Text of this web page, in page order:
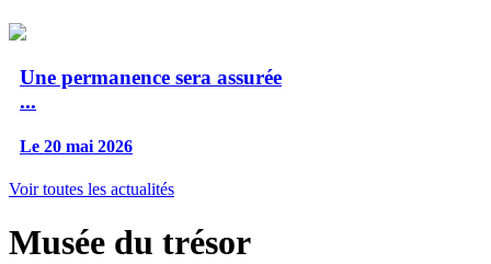
Une permanence sera assurée
...
Le 20 mai 2026
Voir toutes les actualités
Musée du trésor